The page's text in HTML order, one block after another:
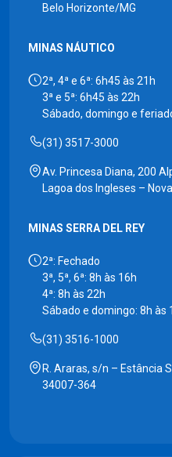
Belo Horizonte/MG
MINAS NÁUTICO
2ª, 4ª e 6ª: 6h45 às 21h
3ª e 5ª: 6h45 às 22h
Sábado, domingo e
(31) 3517-3000
Av. Princesa Diana, 200
Lagoa dos Ingleses –
MINAS SERRA DEL REY
2ª: Fechado
3ª, 5ª, 6ª: 8h às 16h
4ª: 8h às 22h
Sábado e domingo: 8h às
(31) 3516-1000
R. Araras, s/n – Estância
34007-364